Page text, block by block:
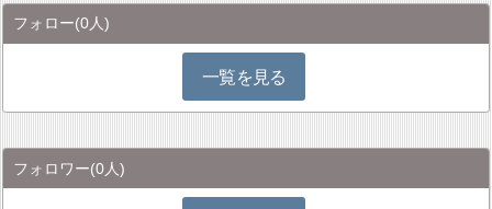
フォロー(0人)
一覧を見る
フォロワー(0人)